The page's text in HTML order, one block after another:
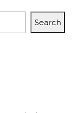
Search